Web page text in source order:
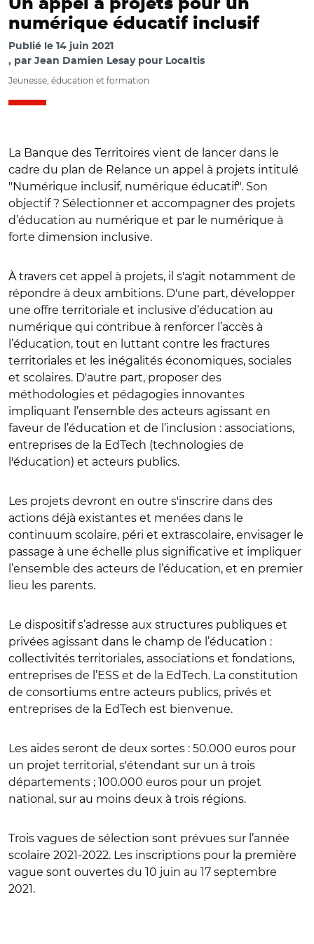
Un appel à projets pour un
numérique éducatif inclusif
Publié le 14 juin 2021
par Jean Damien Lesay pour Localtis
Jeunesse, éducation et formation
La Banque des Territoires vient de lancer dans le
cadre du plan de Relance un appel à projets intitulé
"Numérique inclusif, numérique éducatif". Son
objectif ? Sélectionner et accompagner des projets
d’éducation au numérique et par le numérique à
forte dimension inclusive.
À travers cet appel à projets, il s'agit notamment de
répondre à deux ambitions. D'une part, développer
une offre territoriale et inclusive d’éducation au
numérique qui contribue à renforcer l’accès à
l’éducation, tout en luttant contre les fractures
territoriales et les inégalités économiques, sociales
et scolaires. D'autre part, proposer des
méthodologies et pédagogies innovantes
impliquant l’ensemble des acteurs agissant en
faveur de l’éducation et de l’inclusion : associations,
entreprises de la EdTech (technologies de
l'éducation) et acteurs publics.
Les projets devront en outre s'inscrire dans des
actions déjà existantes et menées dans le
continuum scolaire, péri et extrascolaire, envisager le
passage à une échelle plus significative et impliquer
l’ensemble des acteurs de l’éducation, et en premier
lieu les parents.
Le dispositif s’adresse aux structures publiques et
privées agissant dans le champ de l’éducation :
collectivités territoriales, associations et fondations,
entreprises de l’ESS et de la EdTech. La constitution
de consortiums entre acteurs publics, privés et
entreprises de la EdTech est bienvenue.
Les aides seront de deux sortes : 50.000 euros pour
un projet territorial, s'étendant sur un à trois
départements ; 100.000 euros pour un projet
national, sur au moins deux à trois régions.
Trois vagues de sélection sont prévues sur l’année
scolaire 2021-2022. Les inscriptions pour la première
vague sont ouvertes du 10 juin au 17 septembre
2021.